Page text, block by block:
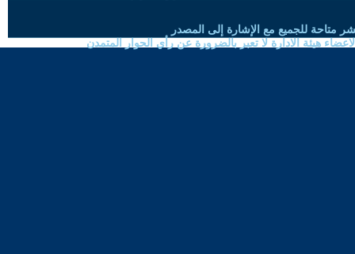
متاحة للجميع مع الإشارة إلى المصدر
هيئة الادارة لا تعبر بالضرورة عن رأي الحوار المتمدن